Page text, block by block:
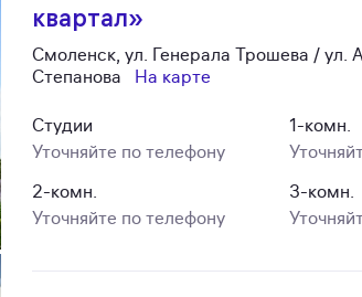
квартал»
Смоленск, ул. Генерала Трошева / ул.
Степанова
На карте
Студии
Уточняйте по телефону
1-комн.
2-комн.
Уточняйте по телефону
3-комн.